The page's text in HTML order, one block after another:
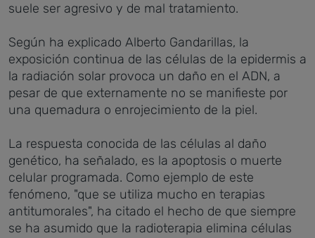
suele ser agresivo y de mal tratamiento.
Según ha explicado Alberto Gandarillas, la
exposición continua de las células de la epidermis a
la radiación solar provoca un daño en el ADN, a
pesar de que externamente no se manifieste por
una quemadura o enrojecimiento de la piel.
La respuesta conocida de las células al daño
genético, ha señalado, es la apoptosis o muerte
celular programada. Como ejemplo de este
fenómeno, "que se utiliza mucho en terapias
antitumorales", ha citado el hecho de que siempre
se ha asumido que la radioterapia elimina células